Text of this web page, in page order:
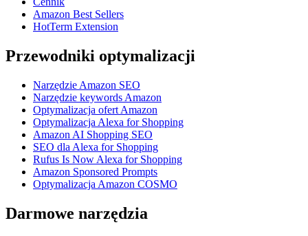
Amazon Best Sellers
HotTerm Extension
Przewodniki optymalizacji
Narzędzie Amazon SEO
Narzędzie keywords Amazon
Optymalizacja ofert Amazon
Optymalizacja Alexa for Shopping
Amazon AI Shopping SEO
SEO dla Alexa for Shopping
Rufus Is Now Alexa for Shopping
Amazon Sponsored Prompts
Optymalizacja Amazon COSMO
Darmowe narzędzia